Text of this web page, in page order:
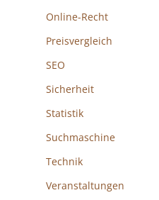
Online-Recht
Preisvergleich
SEO
Sicherheit
Statistik
Suchmaschine
Technik
Veranstaltungen